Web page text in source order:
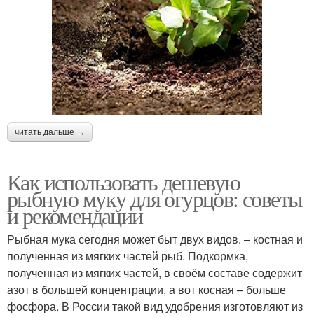
читать дальше →
Как использовать дешевую
рыбную муку для огурцов: советы
и рекомендации
Рыбная мука сегодня может быт двух видов. – костная и
полученная из мягких частей рыб. Подкормка,
полученная из мягких частей, в своём составе содержит
азот в большей концентрации, а вот косная – больше
фосфора. В России такой вид удобрения изготовляют из